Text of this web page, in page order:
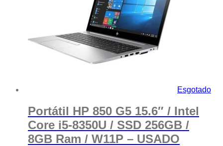
Esgotado
Portátil HP 850 G5 15.6″ / Intel
Core i5-8350U / SSD 256GB /
8GB Ram / W11P – USADO